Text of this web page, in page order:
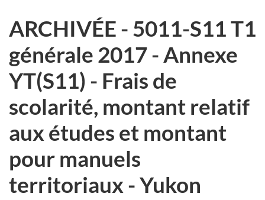
ARCHIVÉE - 5011-S11 T1
générale 2017 - Annexe
YT(S11) - Frais de
scolarité, montant relatif
aux études et montant
pour manuels
territoriaux - Yukon